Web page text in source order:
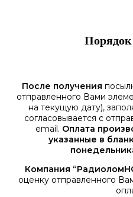
Порядок
После получения
отправленного Вами
на текущую дату),
согласовывается с
email. Оплата
указанные в
Компания
оценку отправленного